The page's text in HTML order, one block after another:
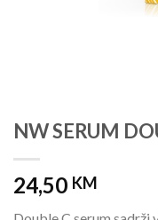
NW SERUM
24,50 KM